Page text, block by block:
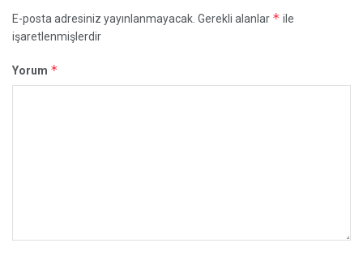
E-posta adresiniz yayınlanmayacak. Gerekli alanlar * ile
işaretlenmişlerdir
Yorum *